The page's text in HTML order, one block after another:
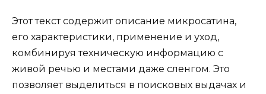
Этот текст содержит описание микросатина,
его характеристики, применение и уход,
комбинируя техническую информацию с
живой речью и местами даже сленгом. Это
позволяет выделиться в поисковых выдачах и